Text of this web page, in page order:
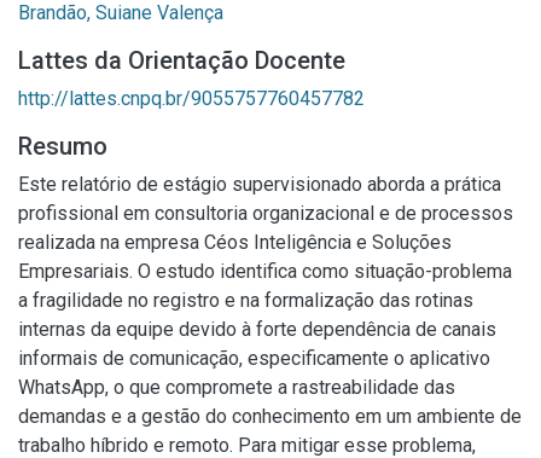
Brandão, Suiane Valença
Lattes da Orientação Docente
http://lattes.cnpq.br/9055757760457782
Resumo
Este relatório de estágio supervisionado aborda a prática
profissional em consultoria organizacional e de processos
realizada na empresa Céos Inteligência e Soluções
Empresariais. O estudo identifica como situação-problema
a fragilidade no registro e na formalização das rotinas
internas da equipe devido à forte dependência de canais
informais de comunicação, especificamente o aplicativo
WhatsApp, o que compromete a rastreabilidade das
demandas e a gestão do conhecimento em um ambiente de
trabalho híbrido e remoto. Para mitigar esse problema,